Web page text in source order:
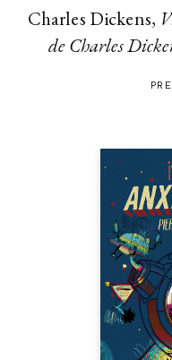
Charles Dickens,
de Charles